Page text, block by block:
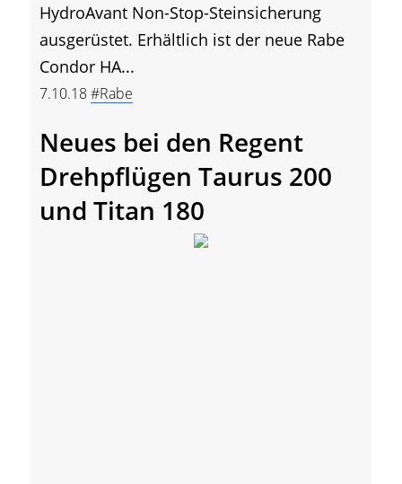
HydroAvant Non-Stop-Steinsicherung
ausgerüstet. Erhältlich ist der neue Rabe
Condor HA...
7.10.18#Rabe
Neues bei den Regent
Drehpflügen Taurus 200
und Titan 180